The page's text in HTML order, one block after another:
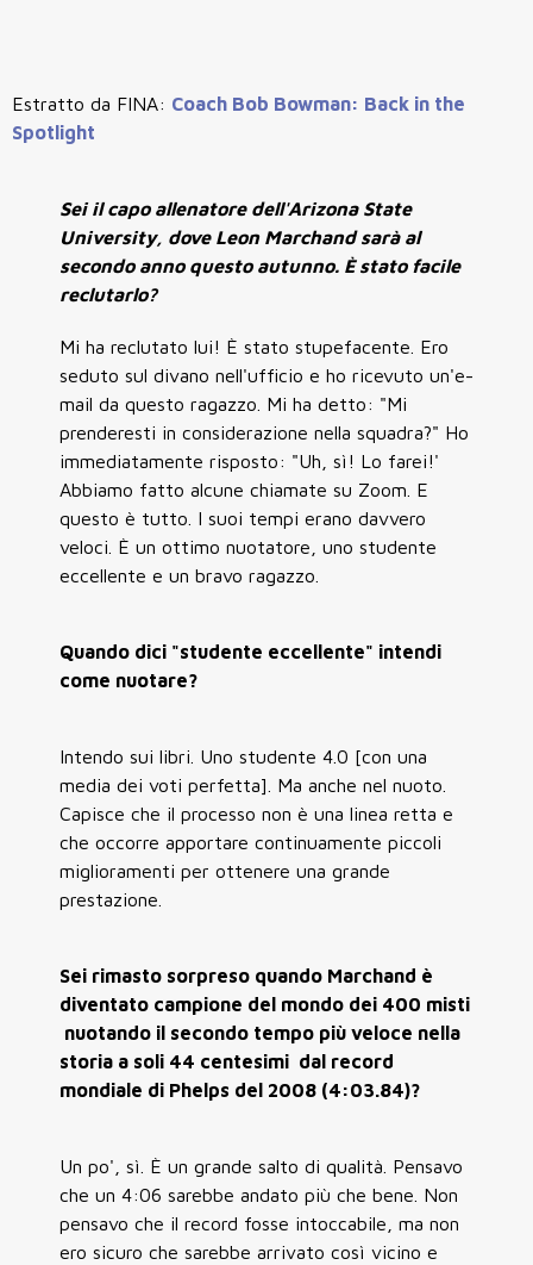
Estratto da FINA: Coach Bob Bowman: Back in the
Spotlight
Sei il capo allenatore dell'Arizona State
University, dove Leon Marchand sarà al
secondo anno questo autunno. È stato facile
reclutarlo?
Mi ha reclutato lui! È stato stupefacente. Ero
seduto sul divano nell'ufficio e ho ricevuto un'e-
mail da questo ragazzo. Mi ha detto: "Mi
prenderesti in considerazione nella squadra?" Ho
immediatamente risposto: "Uh, sì! Lo farei!'
Abbiamo fatto alcune chiamate su Zoom. E
questo è tutto. I suoi tempi erano davvero
veloci. È un ottimo nuotatore, uno studente
eccellente e un bravo ragazzo.
Quando dici "studente eccellente" intendi
come nuotare?
Intendo sui libri. Uno studente 4.0 [con una
media dei voti perfetta]. Ma anche nel nuoto.
Capisce che il processo non è una linea retta e
che occorre apportare continuamente piccoli
miglioramenti per ottenere una grande
prestazione.
Sei rimasto sorpreso quando Marchand è
diventato campione del mondo dei 400 misti
nuotando il secondo tempo più veloce nella
storia a soli 44 centesimi dal record
mondiale di Phelps del 2008 (4:03.84)?
Un po', sì. È un grande salto di qualità. Pensavo
che un 4:06 sarebbe andato più che bene. Non
pensavo che il record fosse intoccabile, ma non
ero sicuro che sarebbe arrivato così vicino e